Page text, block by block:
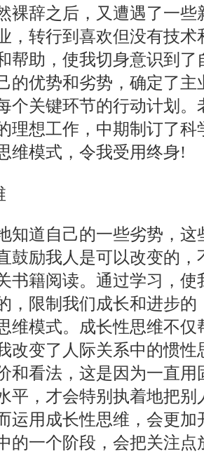
裸辞之后，又遭遇了一
，转行到喜欢但没有技
帮助，使我切身意识到
的优势和劣势，确定了
个关键环节的行动计划
理想工作，中期制订了
维模式，令我受用终身!
知道自己的一些劣势，
鼓励我人是可以改变的
书籍阅读。通过学习，
，限制我们成长和进步
维模式。成长性思维不
改变了人际关系中的惯
和看法，这是因为一直
平，才会特别执着地把
运用成长性思维，会更
的一个阶段，会把关注